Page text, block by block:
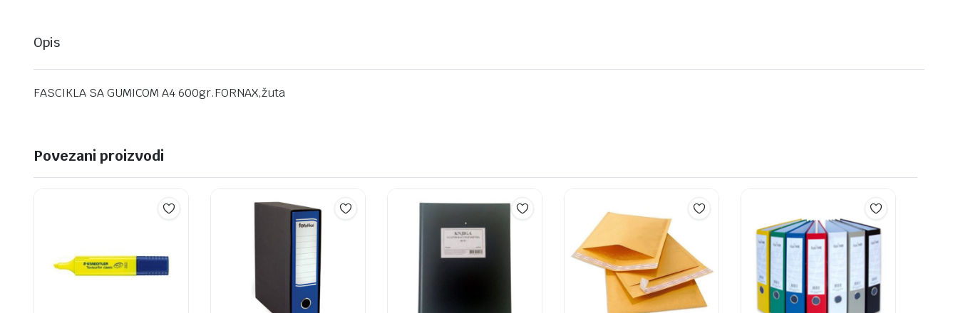
Opis
FASCIKLA SA GUMICOM A4 600gr.FORNAX,žuta
Povezani proizvodi